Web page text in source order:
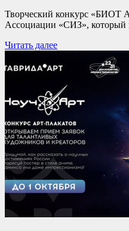
Творческий конкурс «БИОТ
Ассоциации «СИЗ», который
Читать далее